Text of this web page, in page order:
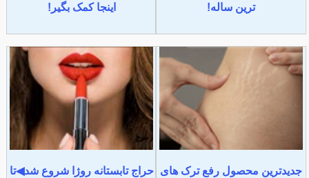
ترین ساله!
اینجا کمک بگیر!
جدیدترین محصول رفع ترک های حراج تابستانه روژا شروع شد◀تا